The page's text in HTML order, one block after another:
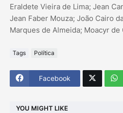
Eraldete Vieira de Lima; Jean
Jean Faber Mouza; João Cairo
Marques de Almeida; Moacyr de
Tags Política
Facebook
YOU MIGHT LIKE